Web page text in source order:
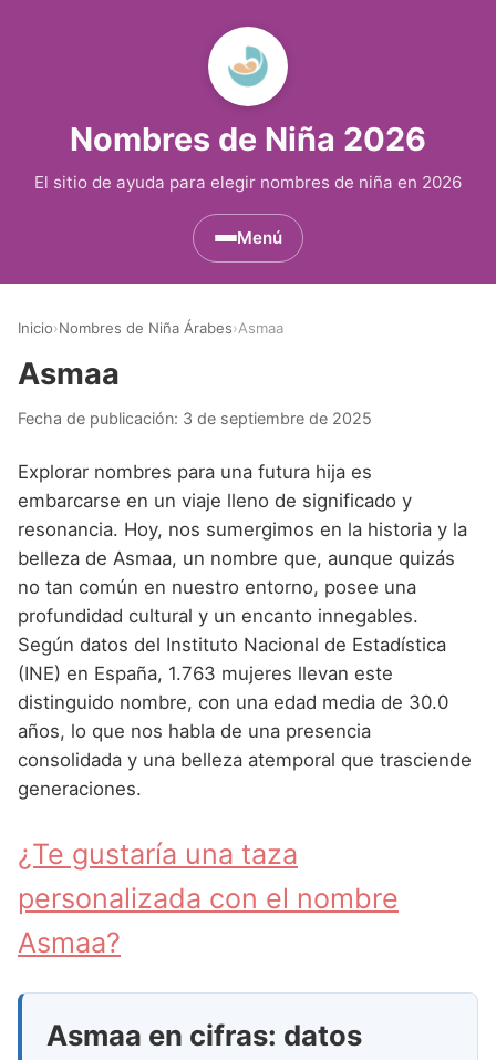
Nombres de Niña 2026
El sitio de ayuda para elegir nombres de niña en 2026
Menú
Nombres de Niña que empiezan por D
Nombres de Niña que empiezan por E
Nombres de Niña que empiezan por F
Nombres de Niña que empiezan por G
Nombres de Niña que empiezan por H
Nombres de Niña que empiezan por I
Nombres de Niña que empiezan por J
Nombres de Niña que empiezan por K
Nombres de Niña que empiezan por M
Nombres de Niña que empiezan por N
Nombres de Niña que empiezan por O
Nombres de Niña que empiezan por Q
Nombres de Niña Egipcios
Nombres de Niña Griegos
Nombres de Niña Mitológicos
Nombres de Niña Romanos
Nombres de Niña Americanos
Nombres de Niña Chinos
Nombres de Niña Franceses
Nombres de Niña Hispanoamericanos
Nombres de Niña Ingleses
Nombres de Niña Italianos
Nombres de Niña Japoneses
Nombres de Niña Andaluces
Nombres de Niña Aragoneses
Nombres de Niña Asturianos
Nombres de Niña Baleares
Nombres de Niña Canarios
Nombres de Niña Cantabros
Nombres de Niña Castellanos
Nombres de Niña Extremeños
Nombres de Niña Gallegos
Buscar
Inicio›Nombres de Niña Árabes›Asmaa
Asmaa
Fecha de publicación: 3 de septiembre de 2025
Explorar nombres para una futura hija es
embarcarse en un viaje lleno de significado y
resonancia. Hoy, nos sumergimos en la historia y la
belleza de Asmaa, un nombre que, aunque quizás
no tan común en nuestro entorno, posee una
profundidad cultural y un encanto innegables.
Según datos del Instituto Nacional de Estadística
(INE) en España, 1.763 mujeres llevan este
distinguido nombre, con una edad media de 30.0
años, lo que nos habla de una presencia
consolidada y una belleza atemporal que trasciende
generaciones.
¿Te gustaría una taza
personalizada con el nombre
Asmaa?
Asmaa en cifras: datos